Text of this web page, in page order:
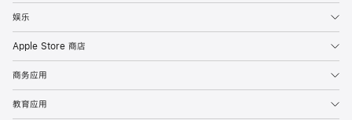
娱乐
Apple Store 商店
商务应用
教育应用